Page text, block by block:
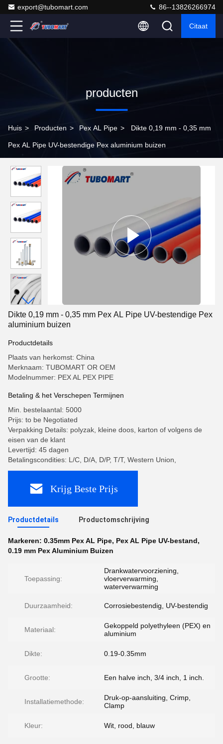
export@tubomart.com 86--13826266974
Citaat
producten
Huis > Producten > Pex AL Pipe > Dikte 0,19 mm - 0,35 mm
Pex AL Pipe UV-bestendige Pex aluminium buizen
Dikte 0,19 mm - 0,35 mm Pex AL Pipe UV-bestendige Pex
aluminium buizen
Productdetails
Plaats van herkomst: China
Merknaam: TUBOMART OR OEM
Modelnummer: PEX AL PEX PIPE
Betaling & het Verschepen Termijnen
Min. bestelaantal: 5000
Prijs: to be Negotiated
Verpakking Details: polyzak, kleine doos, karton of volgens de
eisen van de klant
Levertijd: 45 dagen
Betalingscondities: L/C, D/A, D/P, T/T, Western Union,
Krijg Beste Prijs
Productdetails Productomschrijving
Markeren: 0.35mm Pex AL Pipe, Pex AL Pipe UV-bestand,
0.19 mm Pex Aluminium Buizen
Toepassing:
Drankwatervoorziening,
vloerverwarming,
waterverwarming
Duurzaamheid: Corrosiebestendig, UV-bestendig
Materiaal:
Gekoppeld polyethyleen (PEX) en
aluminium
Dikte: 0.19-0.35mm
Grootte: Een halve inch, 3/4 inch, 1 inch.
Installatiemethode:
Druk-op-aansluiting, Crimp,
Clamp
Kleur: Wit, rood, blauw